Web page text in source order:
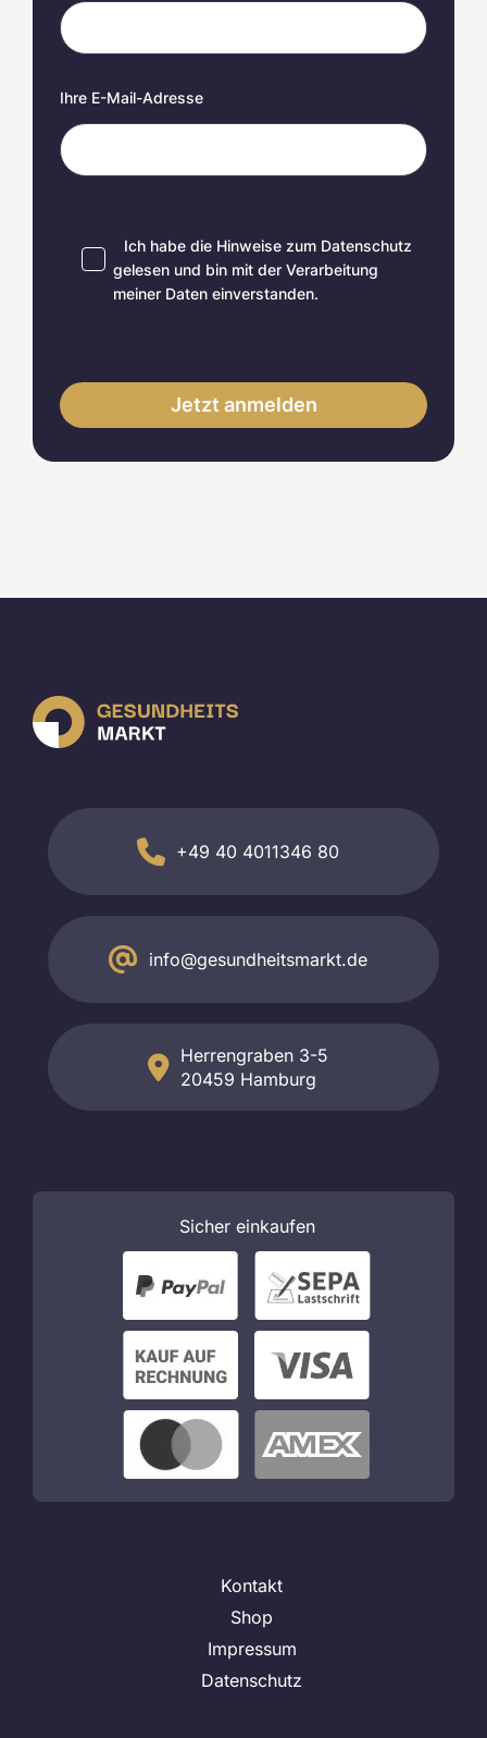
Ihre E-Mail-Adresse
Ich habe die Hinweise zum Datenschutz
gelesen und bin mit der Verarbeitung
meiner Daten einverstanden.
+49 40 4011346 80
info@gesundheitsmarkt.de
Herrengraben 3-5
20459 Hamburg
Sicher einkaufen
Kontakt
Shop
Impressum
Datenschutz